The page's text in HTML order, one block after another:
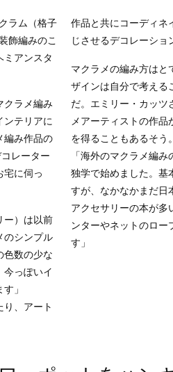
ラム（格子
飾編みのこ
ミアンスタ
クラメ編み
ンテリアに
編み作品の
レーター
宅に伺っ
ー）は以前
のシンプル
色数の少な
今っぽいイ
」
、アート
作品と共にコーディネ
じさせるデコレーショ
マクラメの編み方はと
ザインは自分で考える
だ。エミリー・カッツ
メアーティストの作品
を得ることもあるそう。
「海外のマクラメ編み
独学で始めました。基
すが、なかなかまだ日
アクセサリーの本が多
ンターやネットのロー
す」